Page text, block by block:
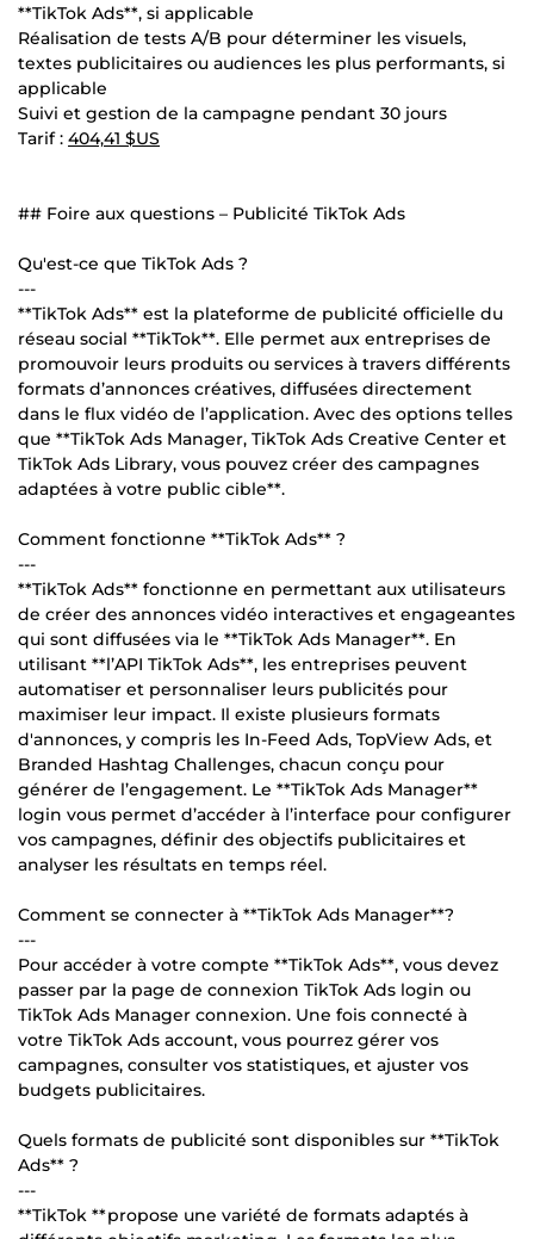
**TikTok Ads**, si applicable
Réalisation de tests A/B pour déterminer les visuels,
textes publicitaires ou audiences les plus performants, si
applicable
Suivi et gestion de la campagne pendant 30 jours
Tarif : 404,41 $US
## Foire aux questions – Publicité TikTok Ads
Qu'est-ce que TikTok Ads ?
---
**TikTok Ads** est la plateforme de publicité officielle du
réseau social **TikTok**. Elle permet aux entreprises de
promouvoir leurs produits ou services à travers différents
formats d’annonces créatives, diffusées directement
dans le flux vidéo de l’application. Avec des options telles
que **TikTok Ads Manager, TikTok Ads Creative Center et
TikTok Ads Library, vous pouvez créer des campagnes
adaptées à votre public cible**.
Comment fonctionne **TikTok Ads** ?
---
**TikTok Ads** fonctionne en permettant aux utilisateurs
de créer des annonces vidéo interactives et engageantes
qui sont diffusées via le **TikTok Ads Manager**. En
utilisant **l’API TikTok Ads**, les entreprises peuvent
automatiser et personnaliser leurs publicités pour
maximiser leur impact. Il existe plusieurs formats
d'annonces, y compris les In-Feed Ads, TopView Ads, et
Branded Hashtag Challenges, chacun conçu pour
générer de l’engagement. Le **TikTok Ads Manager**
login vous permet d’accéder à l’interface pour configurer
vos campagnes, définir des objectifs publicitaires et
analyser les résultats en temps réel.
Comment se connecter à **TikTok Ads Manager**?
---
Pour accéder à votre compte **TikTok Ads**, vous devez
passer par la page de connexion TikTok Ads login ou
TikTok Ads Manager connexion. Une fois connecté à
votre TikTok Ads account, vous pourrez gérer vos
campagnes, consulter vos statistiques, et ajuster vos
budgets publicitaires.
Quels formats de publicité sont disponibles sur **TikTok
Ads** ?
---
**TikTok **propose une variété de formats adaptés à